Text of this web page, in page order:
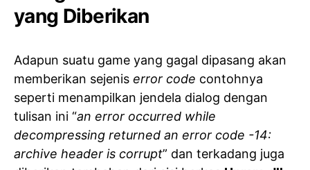
yang Diberikan
Adapun suatu game yang gagal dipasang akan
memberikan sejenis error code contohnya
seperti menampilkan jendela dialog dengan
tulisan ini “an error occurred while
decompressing returned an error code -14:
archive header is corrupt” dan terkadang juga